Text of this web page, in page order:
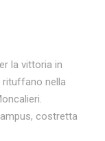
la vittoria in
rituffano nella
costretta